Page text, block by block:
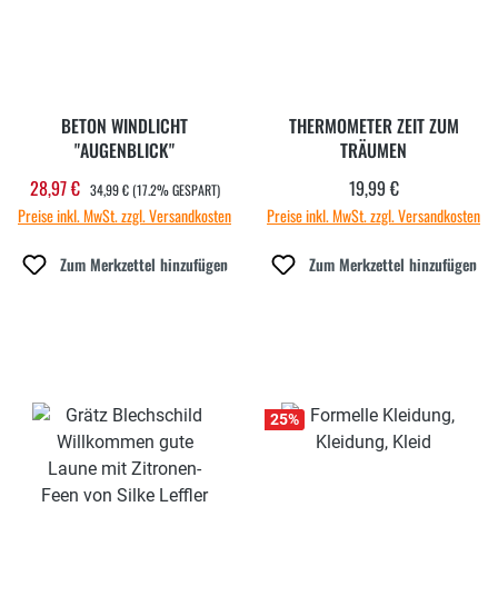
BETON WINDLICHT
"AUGENBLICK"
Verkaufspreis:
28,97 € REGULÄRER PREIS:
34,99 € (17.2% GESPART)
Preise inkl. MwSt. zzgl. Versandkosten
Zum Merkzettel hinzufügen
THERMOMETER ZEIT ZUM
TRÄUMEN
Regulärer Preis:
19,99 €
Preise inkl. MwSt. zzgl. Versandkosten
Zum Merkzettel hinzufügen
25%